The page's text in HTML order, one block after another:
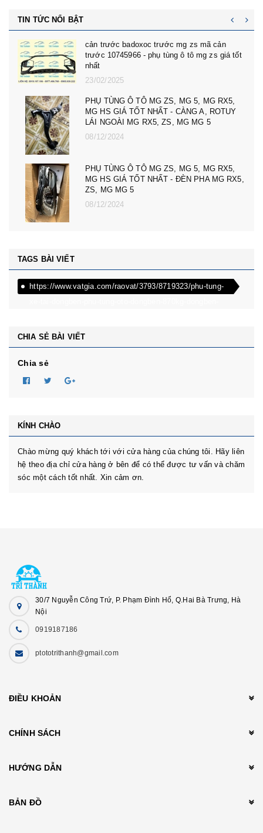
TIN TỨC NỔI BẬT
cản trước badoxoc trước mg zs mã cản
trước 10745966 - phụ tùng ô tô mg zs giá tốt
nhất
23/02/2025
PHỤ TÙNG Ô TÔ MG ZS, MG 5, MG RX5,
MG HS GIÁ TỐT NHẤT - CÀNG A, ROTUY
LÁI NGOÀI MG RX5, ZS, MG MG 5
08/12/2024
PHỤ TÙNG Ô TÔ MG ZS, MG 5, MG RX5,
MG HS GIÁ TỐT NHẤT - ĐÈN PHA MG RX5,
ZS, MG MG 5
08/12/2024
TAGS BÀI VIẾT
https://www.vatgia.com/raovat/3793/8719323/phu-tung-
CHIA SẺ BÀI VIẾT
Chia sẻ
KÍNH CHÀO
Chào mừng quý khách tới với cửa hàng của chúng tôi. Hãy liên
hệ theo địa chỉ cửa hàng ở bên để có thể được tư vấn và chăm
sóc một cách tốt nhất. Xin cảm ơn.
30/7 Nguyễn Công Trứ, P. Phạm Đình Hổ, Q.Hai Bà Trưng, Hà
Nội
0919187186
ptototrithanh@gmail.com
ĐIỀU KHOẢN
CHÍNH SÁCH
HƯỚNG DẪN
BẢN ĐỒ